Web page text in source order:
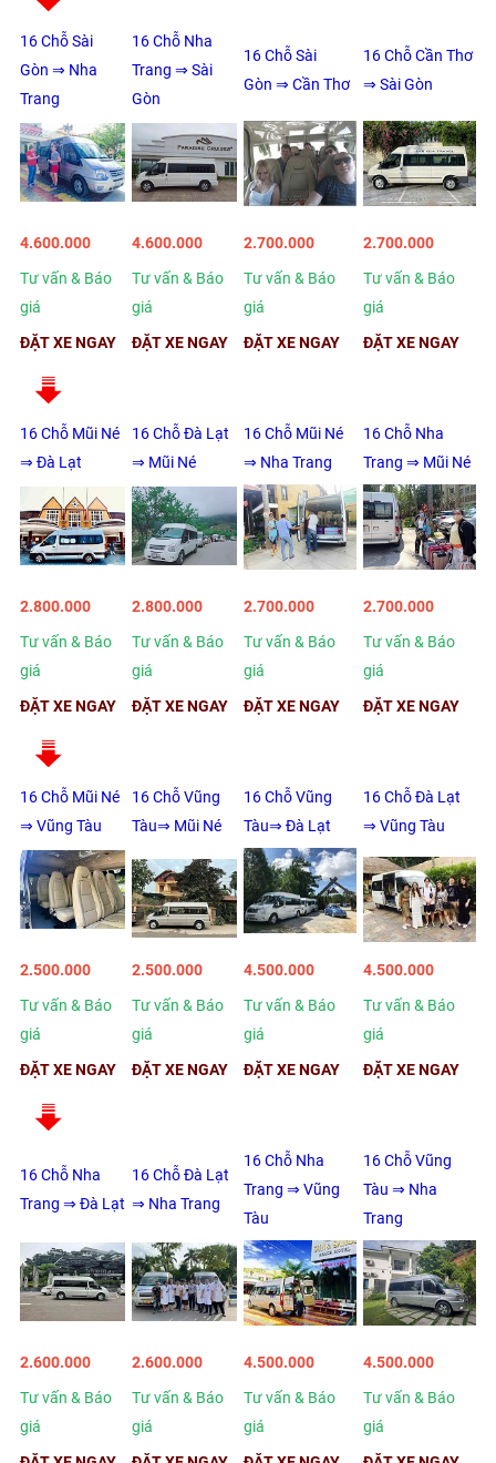
16 Chỗ Sài
Gòn ⇒ Nha
Trang
16 Chỗ Nha
Trang ⇒ Sài
Gòn
16 Chỗ Sài
Gòn ⇒ Cần Thơ
16 Chỗ Cần Thơ
⇒ Sài Gòn
4.600.000 4.600.000 2.700.000
2.700.000
Tư vấn & Báo
giá
Tư vấn & Báo
giá
Tư vấn & Báo
giá
Tư vấn & Báo
giá
ĐẶT XE NGAY
ĐẶT XE NGAY ĐẶT XE NGAY ĐẶT XE NGAY
16 Chỗ Mũi Né
⇒ Đà Lạt
16 Chỗ Đà Lạt
⇒ Mũi Né
16 Chỗ Mũi Né
⇒ Nha Trang
16 Chỗ Nha
Trang ⇒ Mũi Né
2.800.000 2.800.000 2.700.000
2.700.000
Tư vấn & Báo
giá
Tư vấn & Báo
giá
Tư vấn & Báo
giá
Tư vấn & Báo
giá
ĐẶT XE NGAY
ĐẶT XE NGAY ĐẶT XE NGAY ĐẶT XE NGAY
16 Chỗ Mũi Né
⇒ Vũng Tàu
16 Chỗ Vũng
Tàu⇒ Mũi Né
16 Chỗ Vũng
Tàu⇒ Đà Lạt
16 Chỗ Đà Lạt
⇒ Vũng Tàu
2.500.000 2.500.000 4.500.000
4.500.000
Tư vấn & Báo
giá
Tư vấn & Báo
giá
Tư vấn & Báo
giá
Tư vấn & Báo
giá
ĐẶT XE NGAY
ĐẶT XE NGAY ĐẶT XE NGAY ĐẶT XE NGAY
16 Chỗ Nha
Trang ⇒ Đà Lạt
16 Chỗ Đà Lạt
⇒ Nha Trang
16 Chỗ Nha
Trang ⇒ Vũng
Tàu
16 Chỗ Vũng
Tàu ⇒ Nha
Trang
2.600.000 2.600.000 4.500.000
4.500.000
Tư vấn & Báo
giá
Tư vấn & Báo
giá
Tư vấn & Báo
giá
Tư vấn & Báo
giá